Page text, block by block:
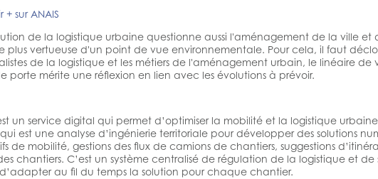
+ sur ANAIS
de la logistique urbaine questionne aussi l'aménagement de la ville et
plus vertueuse d'un point de vue environnementale. Pour cela, il faut
de la logistique et les métiers de l'aménagement urbain, le linéaire de
porte mérite une réflexion en lien avec les évolutions à prévoir.
un service digital qui permet d’optimiser la mobilité et la logistique
est une analyse d’ingénierie territoriale pour développer des solutions
de mobilité, gestions des flux de camions de chantiers, suggestions
chantiers. C’est un système centralisé de régulation de la logistique et de
au fil du temps la solution pour chaque chantier.